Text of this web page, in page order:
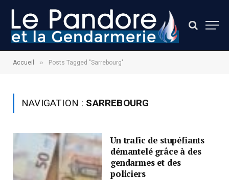
Accueil » Posts Tagged "Sarrebourg"
NAVIGATION : SARREBOURG
Un trafic de stupéfiants
démantelé grâce à des
gendarmes et des
policiers